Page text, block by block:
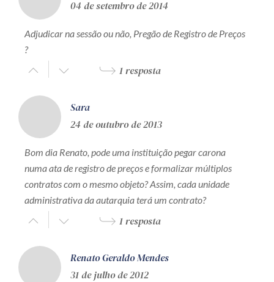
04 de setembro de 2014
Adjudicar na sessão ou não, Pregão de Registro de Preços
?
1 resposta
Sara
24 de outubro de 2013
Bom dia Renato, pode uma instituição pegar carona
numa ata de registro de preços e formalizar múltiplos
contratos com o mesmo objeto? Assim, cada unidade
administrativa da autarquia terá um contrato?
1 resposta
Renato Geraldo Mendes
31 de julho de 2012